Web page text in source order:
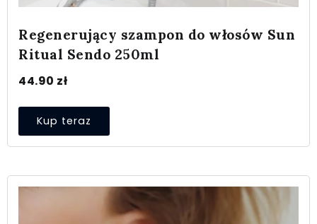
Regenerujący szampon do włosów Sun
Ritual Sendo 250ml
44.90 zł
Kup teraz